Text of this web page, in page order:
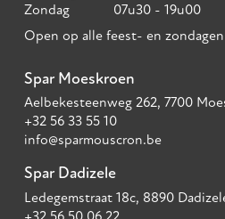
Zondag
07u30 - 19u00
Open op alle feest- en zondagen
Spar Moeskroen
Aelbekesteenweg 262, 7700
+32 56 33 55 10
info@sparmouscron.be
Spar Dadizele
Ledegemstraat 18c, 8890